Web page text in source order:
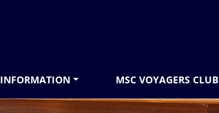
INFORMATION MSC VOYAGERS CLUB